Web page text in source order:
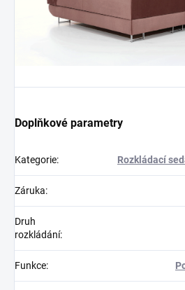
Doplňkové parametry
Kategorie: Rozkládací
Záruka:
Druh
rozkládání:
Funkce: